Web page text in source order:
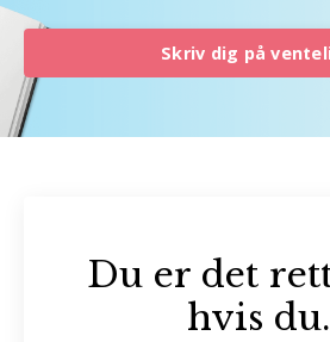
Skriv dig på
Du er det
hvis